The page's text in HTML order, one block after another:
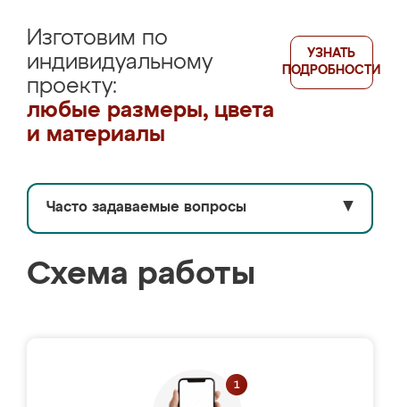
Изготовим по
индивидуальному
проекту:
любые размеры, цвета
и материалы
УЗНАТЬ
ПОДРОБНОСТИ
Часто задаваемые вопросы ▼
Схема работы